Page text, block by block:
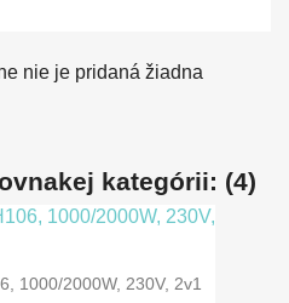
nie je pridaná žiadna
kategórii: (4)
1000/2000W, 230V, 2v1